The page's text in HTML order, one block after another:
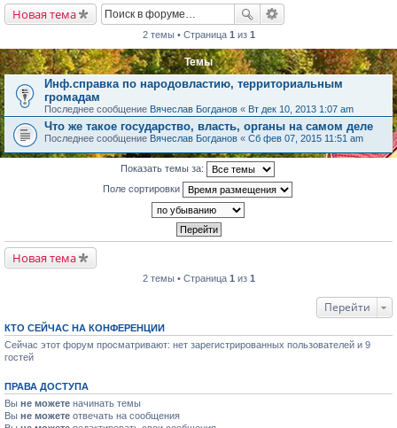
Новая тема
2 темы • Страница 1 из 1
Темы
Инф.справка по народовластию, территориальным
громадам
Последнее сообщение Вячеслав Богданов « Вт дек 10, 2013 1:07 am
Что же такое государство, власть, органы на самом деле
Последнее сообщение Вячеслав Богданов « Сб фев 07, 2015 11:51 am
Показать темы за:
Поле сортировки
Новая тема
2 темы • Страница 1 из 1
Перейти
КТО СЕЙЧАС НА КОНФЕРЕНЦИИ
Сейчас этот форум просматривают: нет зарегистрированных пользователей и 9
гостей
ПРАВА ДОСТУПА
Вы не можете начинать темы
Вы не можете отвечать на сообщения